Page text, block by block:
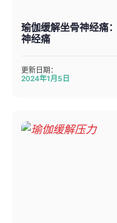
瑜伽缓解坐骨神经痛
神经痛
更新日期：
2024年1月5日